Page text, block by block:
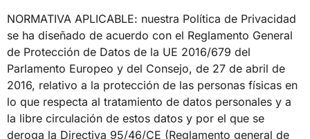
NORMATIVA APLICABLE: nuestra Política de Privacidad
se ha diseñado de acuerdo con el Reglamento General
de Protección de Datos de la UE 2016/679 del
Parlamento Europeo y del Consejo, de 27 de abril de
2016, relativo a la protección de las personas físicas en
lo que respecta al tratamiento de datos personales y a
la libre circulación de estos datos y por el que se
deroga la Directiva 95/46/CE (Reglamento general de